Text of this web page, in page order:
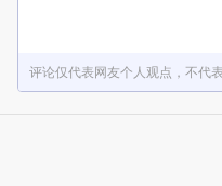
评论仅代表网友个人观点，不代